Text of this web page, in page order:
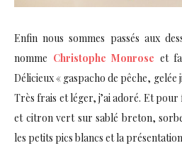
Enfin nous sommes passés aux
nomme Christophe Monrose et
Délicieux « gaspacho de pêche,
Très frais et léger, j’ai adoré. Et
et citron vert sur sablé breton,
les petits pics blancs et la